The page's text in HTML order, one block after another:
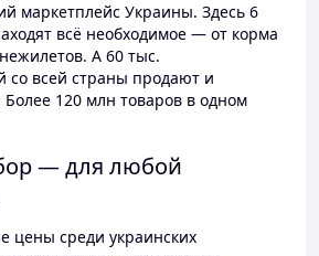
маркетплейс Украины. Здесь 6
всё необходимое — от корма
А 60 тыс.
со всей страны продают и
120 млн товаров в одном
— для любой
цены среди украинских